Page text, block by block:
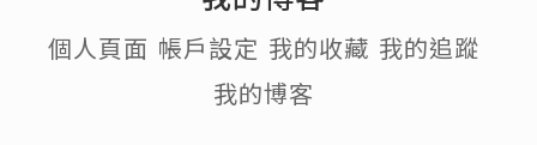
個人頁面 帳戶設定 我的收藏 我的追蹤
我的博客